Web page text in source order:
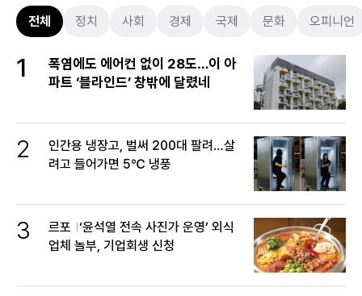
전체 정치 사회 경제 국제 문화 오피니언
1
폭염에도 에어컨 없이 28도…이 아
파트 ‘블라인드’ 창밖에 달렸네
2
인간용 냉장고, 벌써 200대 팔려…살
려고 들어가면 5℃ 냉풍
3 르포 ‘윤석열 전속 사진가 운영’ 외식
업체 놀부, 기업회생 신청